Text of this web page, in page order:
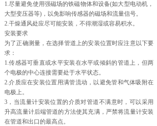
1.尽量避免使用强磁场的铁磁物体和设备(如大型电动机，
大型变压器等)，以免影响传感器的磁场和流量信号。
2.干燥通风处应尽可能安装，不得潮湿或容易积水。
安装要求
为了正确测量，在选择管道上的安装位置时应注意以下要
求：
1.传感器可垂直或水平安装在水平或倾斜的管道上，但两
个电极的中心连接需要处于水平状态。
2.介质应在安装位置用满管流动，以避免管和气体吸附在
电极上。
3，当流量计安装位置的介质对管道不满意时，可以采用
升高流量计后端管道的方法使其充满，严禁将流量计安装
在管道和出口的最高点。